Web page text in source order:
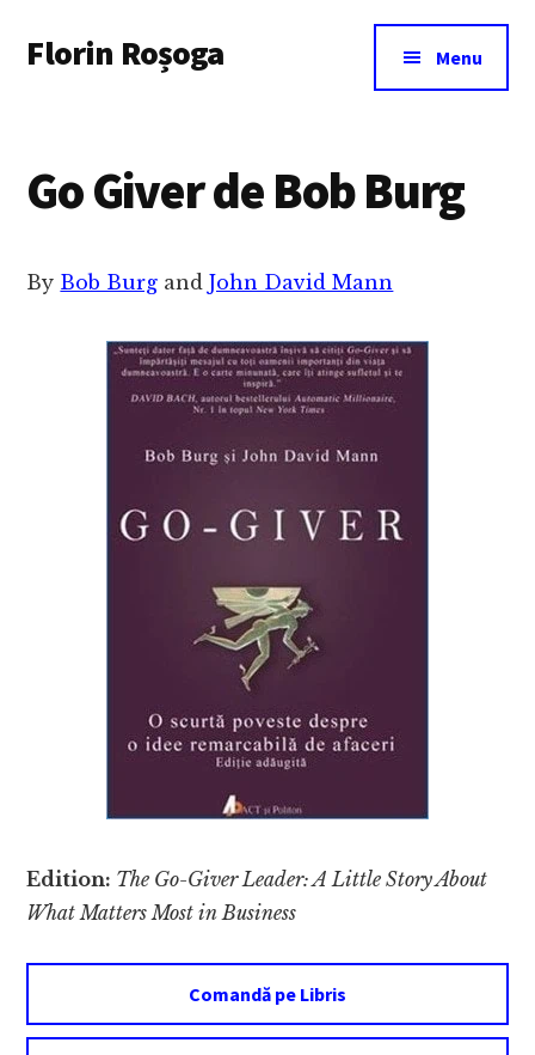
main
menu
Florin Roșoga Menu
Go Giver de Bob Burg
By Bob Burg andJohn David Mann
Edition: The Go-Giver Leader: A Little Story About
What Matters Most in Business
Comandă pe Libris